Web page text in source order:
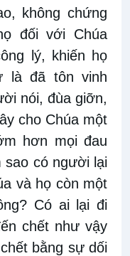
không chứng
đối với Chúa
lý, khiến họ
là đã tôn vinh
nói, đùa giỡn,
cho Chúa một
hơn mọi đau
sao có người lại
và họ còn một
Có ai lại đi
chết như vậy
bằng sự dối